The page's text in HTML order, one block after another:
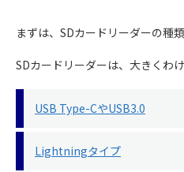
まずは、SDカードリーダーの種
SDカードリーダーは、大きくわ
USB Type-CやUSB3.0
Lightningタイプ